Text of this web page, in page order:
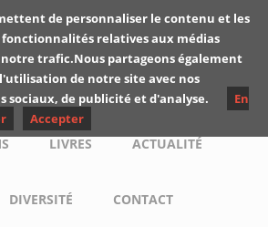
de
Yuyine
LIVRES ACTUALITÉ
DIVERSITÉ CONTACT
de personnaliser le contenu et les
relatives aux médias
trafic.Nous partageons également
de notre site avec nos
sociaux, de publicité et d'analyse.
En
Accepter